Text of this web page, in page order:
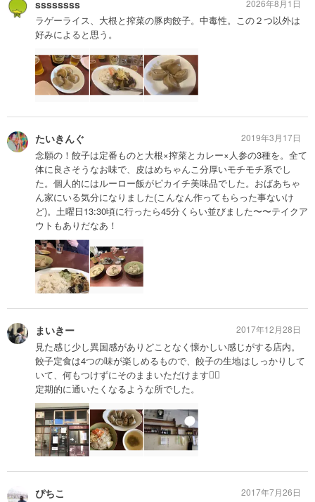
ssssssss
ラゲーライス、大根と搾菜の豚肉餃子。中毒性。この２つ以外は
好みによると思う。
2026年8月1日
たいきんぐ
念願の！餃子は定番ものと大根×搾菜とカレー×人参の3種を。全て
体に良さそうなお味で、皮はめちゃんこ分厚いモチモチ系でし
た。個人的にはルーロー飯がピカイチ美味品でした。おばあちゃ
ん家にいる気分になりました(こんなん作ってもらった事ないけ
ど)。土曜日13:30頃に行ったら45分くらい並びました〜〜テイクア
ウトもありだなあ！
2019年3月17日
まいきー
見た感じ少し異国感がありどことなく懐かしい感じがする店内。
餃子定食は4つの味が楽しめるもので、餃子の生地はしっかりして
いて、何もつけずにそのままいただけます🙆‍♂️
定期的に通いたくなるような所でした。
2017年12月28日
ぴちこ 2017年7月26日